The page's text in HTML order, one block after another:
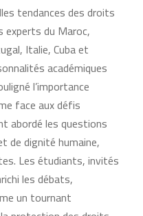
tendances des droits
experts du Maroc,
Italie, Cuba et
académiques
l’importance
face aux défis
abordé les questions
de dignité humaine,
Les étudiants, invités
les débats,
un tournant